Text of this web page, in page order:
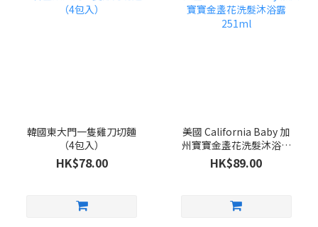
韓國東大門一隻雞刀切麵
（4包入）
HK$78.00
美國 California Baby 加
州寶寶金盞花洗髮沐浴露
251ml
HK$89.00